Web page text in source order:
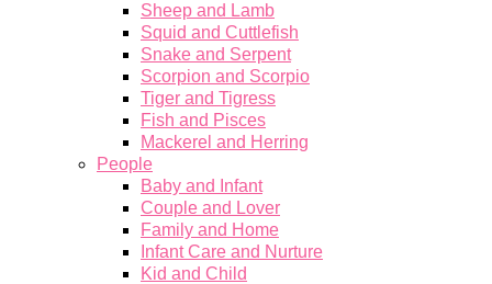
Sheep and Lamb
Squid and Cuttlefish
Snake and Serpent
Scorpion and Scorpio
Tiger and Tigress
Fish and Pisces
Mackerel and Herring
People
Baby and Infant
Couple and Lover
Family and Home
Infant Care and Nurture
Kid and Child